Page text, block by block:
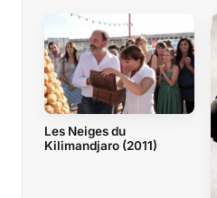
Les Neiges du
Kilimandjaro (2011)